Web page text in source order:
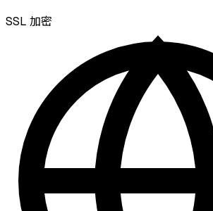
SSL 加密